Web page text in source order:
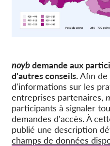
noybdemande aux
d'autres conseils.Afin de
d'informations sur les
entreprises partenaires,
participants à signaler
demandes d'accès. À
publié une description
champs de données